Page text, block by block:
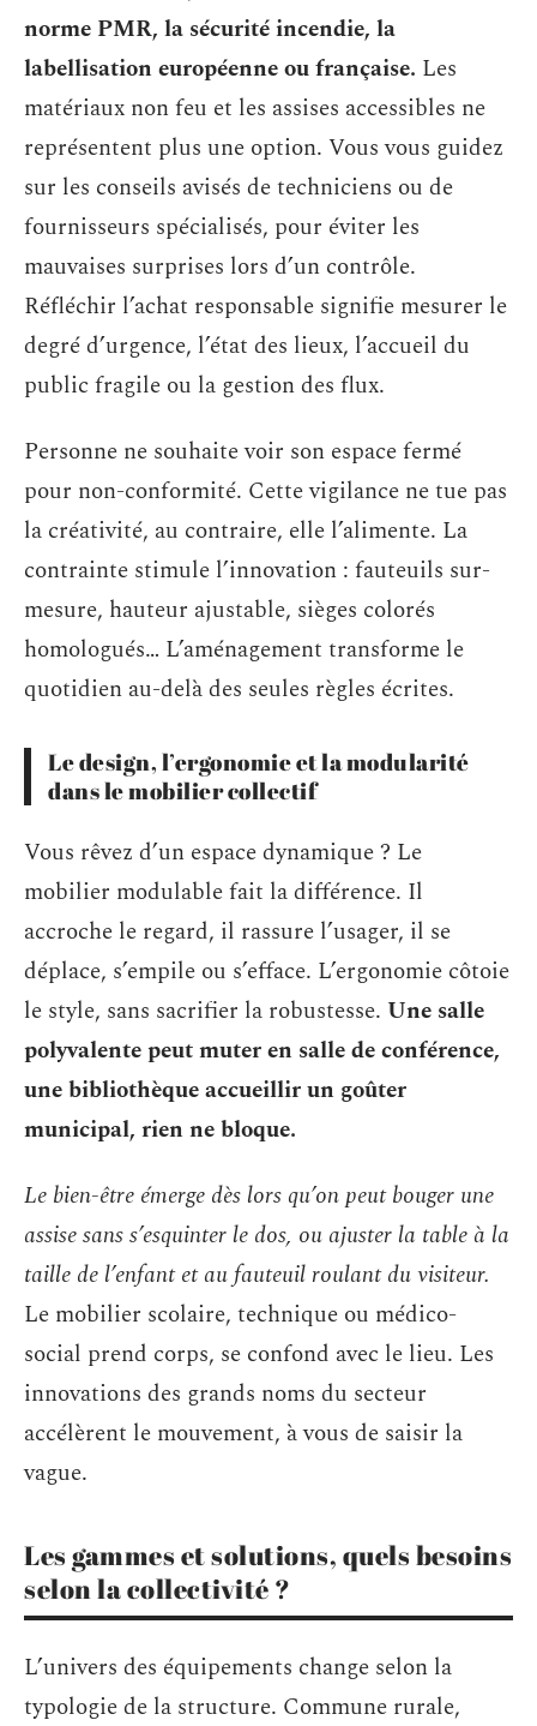
norme PMR, la sécurité incendie, la
labellisation européenne ou française. Les
matériaux non feu et les assises accessibles ne
représentent plus une option. Vous vous guidez
sur les conseils avisés de techniciens ou de
fournisseurs spécialisés, pour éviter les
mauvaises surprises lors d’un contrôle.
Réfléchir l’achat responsable signifie mesurer le
degré d’urgence, l’état des lieux, l’accueil du
public fragile ou la gestion des flux.
Personne ne souhaite voir son espace fermé
pour non-conformité. Cette vigilance ne tue pas
la créativité, au contraire, elle l’alimente. La
contrainte stimule l’innovation : fauteuils sur-
mesure, hauteur ajustable, sièges colorés
homologués… L’aménagement transforme le
quotidien au-delà des seules règles écrites.
Le design, l’ergonomie et la modularité
dans le mobilier collectif
Vous rêvez d’un espace dynamique ? Le
mobilier modulable fait la différence. Il
accroche le regard, il rassure l’usager, il se
déplace, s’empile ou s’efface. L’ergonomie côtoie
le style, sans sacrifier la robustesse. Une salle
polyvalente peut muter en salle de conférence,
une bibliothèque accueillir un goûter
municipal, rien ne bloque.
Le bien-être émerge dès lors qu’on peut bouger une
assise sans s’esquinter le dos, ou ajuster la table à la
taille de l’enfant et au fauteuil roulant du visiteur.
Le mobilier scolaire, technique ou médico-
social prend corps, se confond avec le lieu. Les
innovations des grands noms du secteur
accélèrent le mouvement, à vous de saisir la
vague.
Les gammes et solutions, quels besoins
selon la collectivité ?
L’univers des équipements change selon la
typologie de la structure. Commune rurale,